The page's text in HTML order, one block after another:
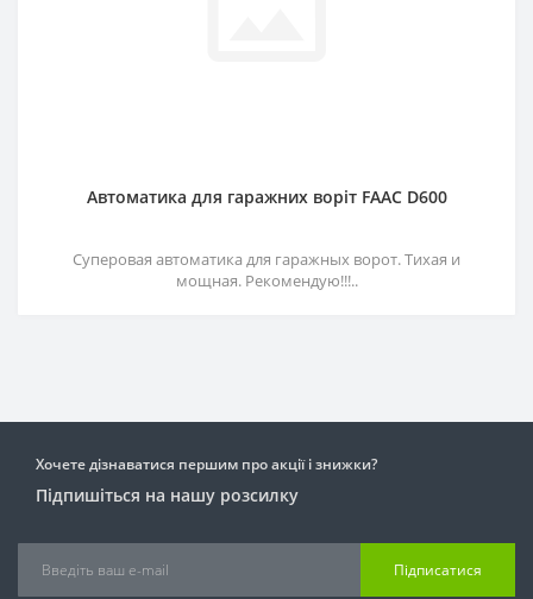
Автоматика для гаражних воріт FAAC D600
Суперовая автоматика для гаражных ворот. Тихая и
мощная. Рекомендую!!!..
Хочете дізнаватися першим про акції і знижки?
Підпишіться на нашу розсилку
Підписатися